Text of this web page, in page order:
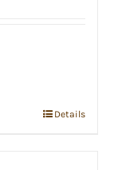
Details